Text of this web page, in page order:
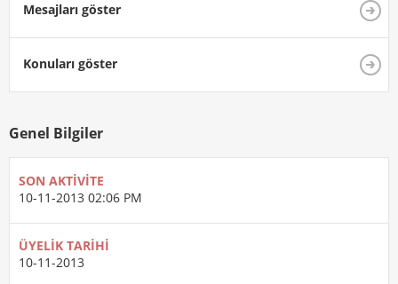
Mesajları göster
Konuları göster
Genel Bilgiler
SON AKTIVITE
10-11-2013 02:06 PM
ÜYELIK TARIHI
10-11-2013